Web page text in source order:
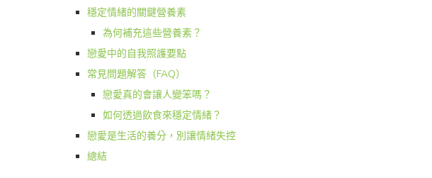
穩定情緒的關鍵營養素
為何補充這些營養素？
戀愛中的自我照護要點
常見問題解答（FAQ）
戀愛真的會讓人變笨嗎？
如何透過飲食來穩定情緒？
戀愛是生活的養分，別讓情緒失控
總結